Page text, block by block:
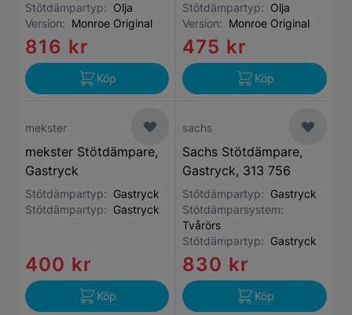
Stötdämpartyp: Olja
Version: Monroe Original
816 kr
Köp
Stötdämpartyp: Olja
Version: Monroe Original
475 kr
Köp
mekster
mekster Stötdämpare,
Gastryck
Stötdämpartyp: Gastryck
Stötdämpartyp: Gastryck
400 kr
Köp
sachs
Sachs Stötdämpare,
Gastryck, 313 756
Stötdämpartyp: Gastryck
Stötdämparsystem:
Tvårörs
Stötdämpartyp: Gastryck
830 kr
Köp